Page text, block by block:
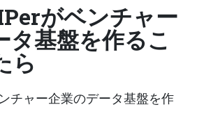
がベンチャー
タ基盤を作るこ
ら
チャー企業のデータ基盤を作